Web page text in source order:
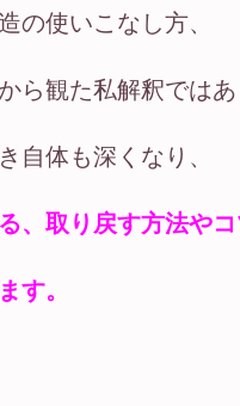
の使いこなし方、
ら観た私解釈ではあ
自体も深くなり、
、取り戻す方法や
す。